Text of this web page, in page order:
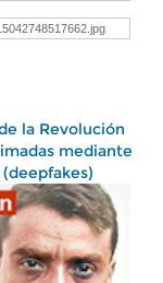
la Revolución
mediante